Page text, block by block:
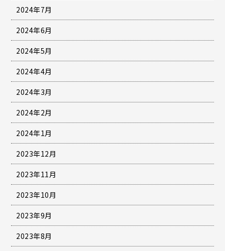
2024年7月
2024年6月
2024年5月
2024年4月
2024年3月
2024年2月
2024年1月
2023年12月
2023年11月
2023年10月
2023年9月
2023年8月